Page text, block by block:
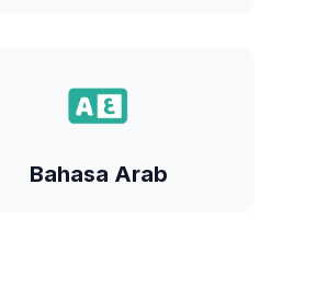
Bahasa Arab
Bahasa Arab